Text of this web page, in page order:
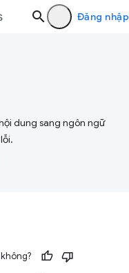
Đăng nhập
dung sang ngôn ngữ